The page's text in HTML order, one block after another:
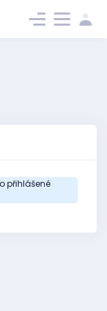
přihlášené